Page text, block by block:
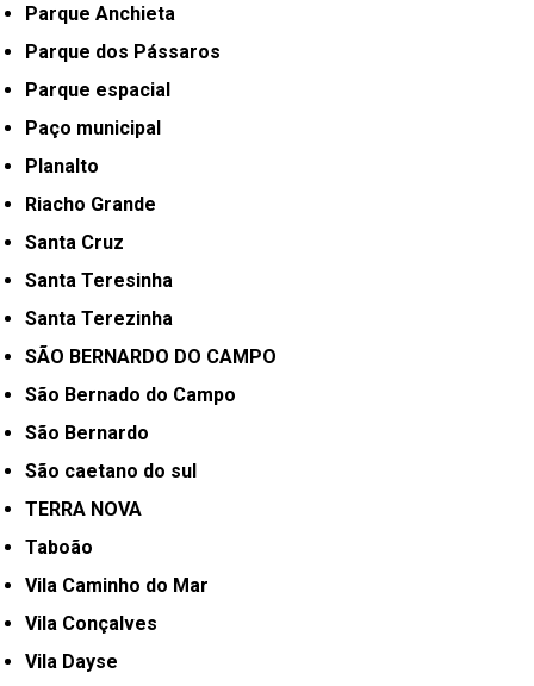
Parque Anchieta
Parque dos Pássaros
Parque espacial
Paço municipal
Planalto
Riacho Grande
Santa Cruz
Santa Teresinha
Santa Terezinha
SÃO BERNARDO DO CAMPO
São Bernado do Campo
São Bernardo
São caetano do sul
TERRA NOVA
Taboão
Vila Caminho do Mar
Vila Conçalves
Vila Dayse